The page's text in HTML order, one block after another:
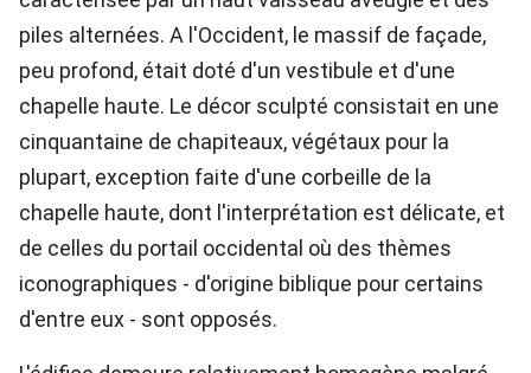
piles alternées. A l'Occident, le massif de façade,
peu profond, était doté d'un vestibule et d'une
chapelle haute. Le décor sculpté consistait en une
cinquantaine de chapiteaux, végétaux pour la
plupart, exception faite d'une corbeille de la
chapelle haute, dont l'interprétation est délicate, et
de celles du portail occidental où des thèmes
iconographiques - d'origine biblique pour certains
d'entre eux - sont opposés.